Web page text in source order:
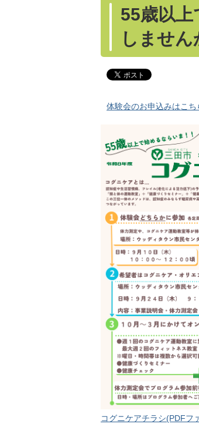
55歳以
しません
体験会のお申込みはこ
コグニケアチラシ(PDFフ